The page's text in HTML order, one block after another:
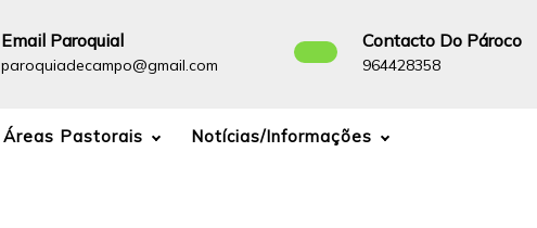
Email Paroquial
paroquiadecampo@gmail.com paroquiadecampo@gmail.com
Contacto Do Pároco
964428358964428358
Áreas Pastorais Notícias/Informações